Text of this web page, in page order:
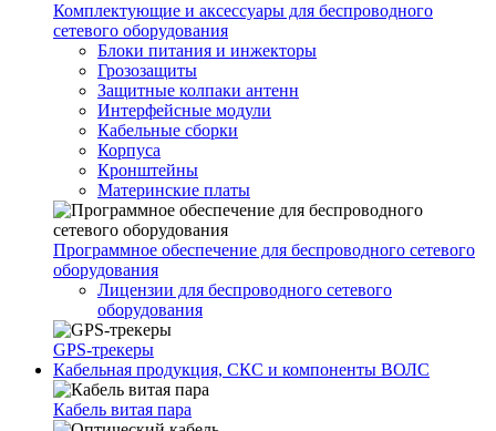
Комплектующие и аксессуары для беспроводного
сетевого оборудования
Блоки питания и инжекторы
Грозозащиты
Защитные колпаки антенн
Интерфейсные модули
Кабельные сборки
Корпуса
Кронштейны
Материнские платы
Программное обеспечение для беспроводного сетевого
оборудования
Лицензии для беспроводного сетевого
оборудования
GPS-трекеры
Кабельная продукция, СКС и компоненты ВОЛС
Кабель витая пара